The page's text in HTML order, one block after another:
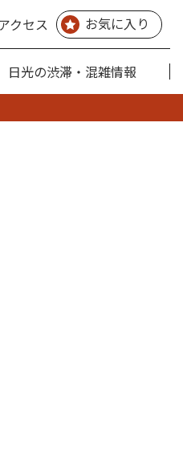
クセス お気に入り
日光の渋滞・混雑情報